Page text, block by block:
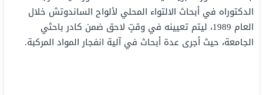
الدكتوراه في أبحاث الالتواء المحلي لألواح الساندوتش خلال
العام 1989، ليتم تعيينه في وقتٍ لاحق ضمن كادر باحثي
الجامعة، حيث أجرى عدة أبحاث في آلية انفجار المواد المركبة.